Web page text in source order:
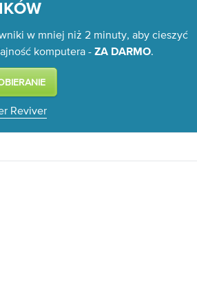
w mniej niż 2 minuty, aby cieszyć
komputera - ZA DARMO.
Reviver